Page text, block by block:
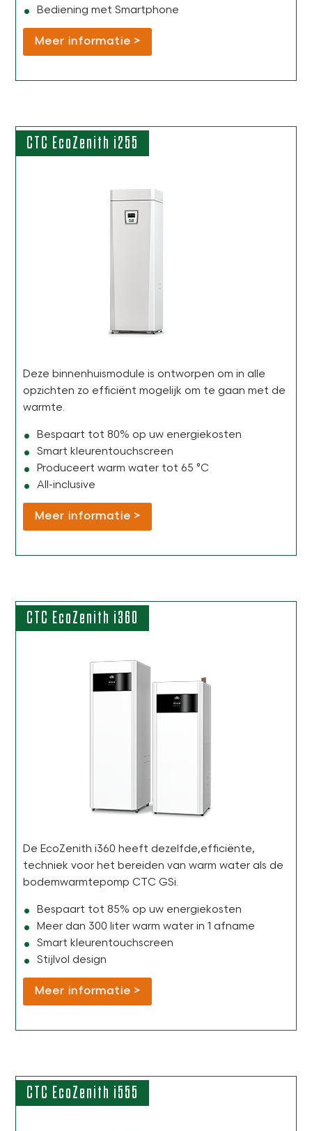
Bediening met Smartphone
Meer informatie
CTC EcoZenith i255
Deze binnenhuismodule is ontworpen om in alle
opzichten zo efficiënt mogelijk om te gaan met de
warmte.
Bespaart tot 80% op uw energiekosten
Smart kleurentouchscreen
Produceert warm water tot 65 °C
All-inclusive
Meer informatie
CTC EcoZenith i360
De EcoZenith i360 heeft dezelfde,efficiënte,
techniek voor het bereiden van warm water als de
bodemwarmtepomp CTC GSi.
Bespaart tot 85% op uw energiekosten
Meer dan 300 liter warm water in 1 afname
Smart kleurentouchscreen
Stijlvol design
Meer informatie
CTC EcoZenith i555